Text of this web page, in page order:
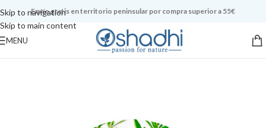
Skip to navigation
Skip to main content
Envío gratis en territorio peninsular por compra superior a 55€
MENU